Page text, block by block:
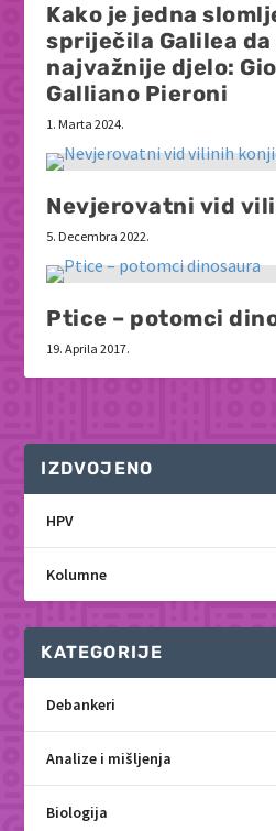
Kako je jedna
spriječila Galilea
najvažnije djelo:
Galliano Pieroni
1. Marta 2024.
Nevjerovatni vid
5. Decembra 2022.
Ptice – potomci
19. Aprila 2017.
IZDVOJENO
HPV
Kolumne
KATEGORIJE
Debankeri
Analize i mišljenja
Biologija